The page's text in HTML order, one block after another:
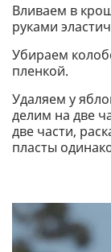
Вливаем в
руками
Убираем
пленкой.
Удаляем у
делим на две
две части,
пласты